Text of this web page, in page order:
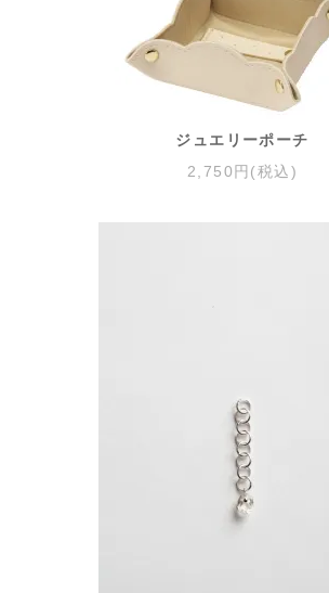
ジュエリーポーチ
2,750円(税込)